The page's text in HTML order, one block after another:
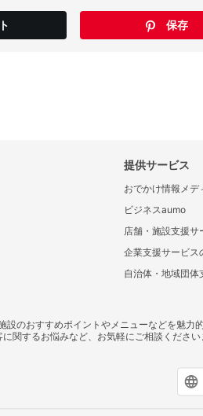
保存
提供サービス
おでかけ情報メデ
ビジネスaumo
店舗・施設支援サ
企業支援サービス
自治体・地域団体
のおすすめポイントやメニューなどを魅力
関するお悩みなど、お気軽にご相談ください